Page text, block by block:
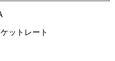
ットレート